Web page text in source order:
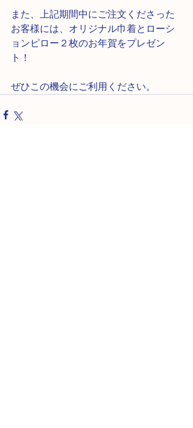
また、上記期間中にご注文くださった
お客様には、オリジナル巾着とローシ
ョンピロー２枚のお年賀をプレゼン
ト！
ぜひこの機会にご利用ください。